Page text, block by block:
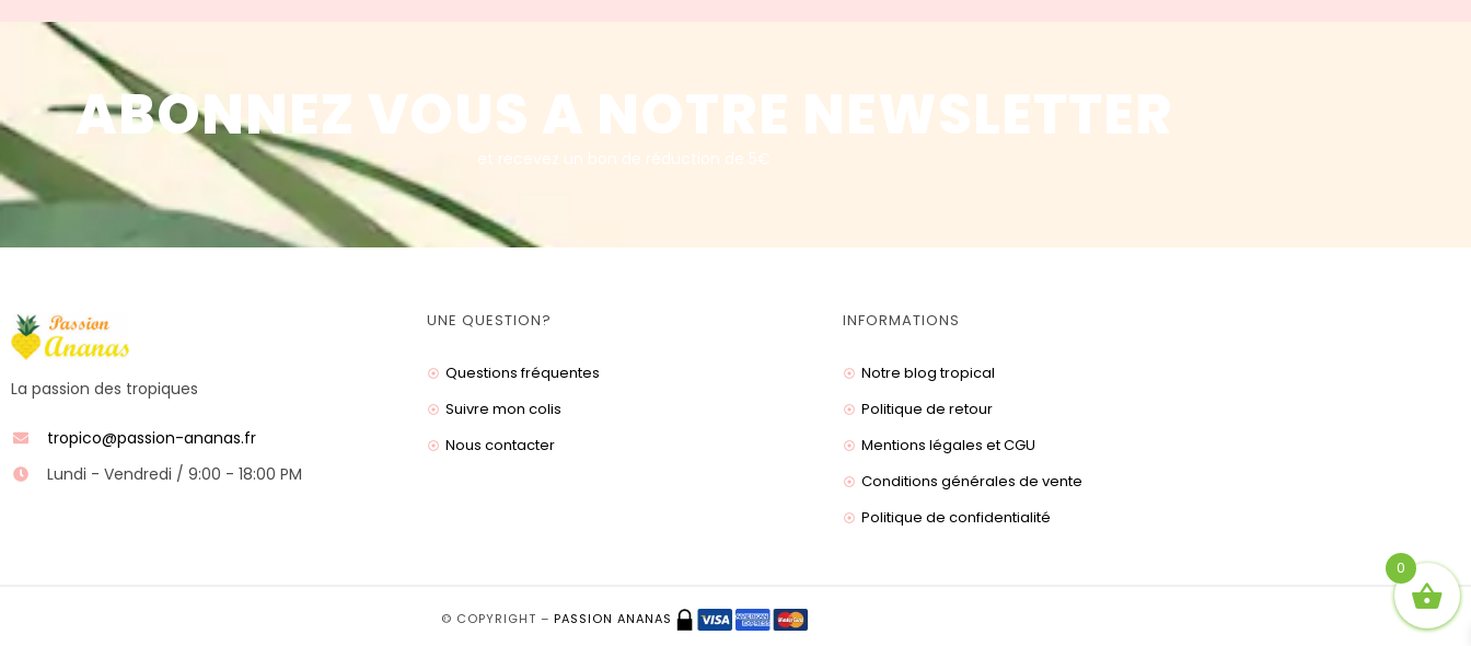
ABONNEZ VOUS A NOTRE NEWSLETTER
et recevez un bon de réduction de 5€
La passion des tropiques
tropico@passion-ananas.fr
Lundi - Vendredi / 9:00 - 18:00 PM
UNE QUESTION?
Questions fréquentes
Suivre mon colis
Nous contacter
INFORMATIONS
Notre blog tropical
Politique de retour
Mentions légales et CGU
Conditions générales de vente
Politique de confidentialité
© COPYRIGHT – PASSION ANANAS
0